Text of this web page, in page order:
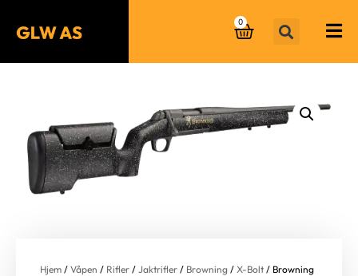
0
Hjem / Våpen / Rifler / Jaktrifler / Browning / X-Bolt / Browning